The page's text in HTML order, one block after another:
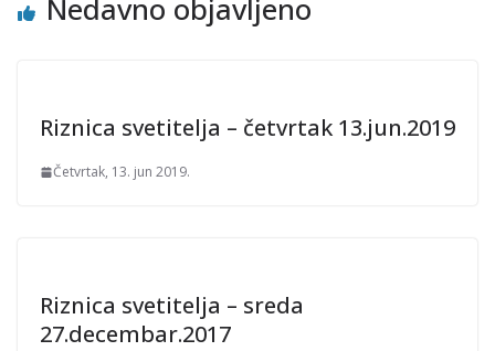
Nedavno objavljeno
Riznica svetitelja – četvrtak 13.jun.2019
Četvrtak, 13. jun 2019.
Riznica svetitelja – sreda
27.decembar.2017